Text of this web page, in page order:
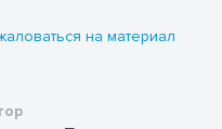
на материал